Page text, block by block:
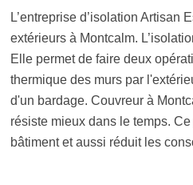
L’entreprise d’isolation Artisan
extérieurs à Montcalm.
Elle permet de faire deux
thermique des murs par
d'un bardage. Couvreur à
résiste mieux dans le temps.
bâtiment et aussi réduit les